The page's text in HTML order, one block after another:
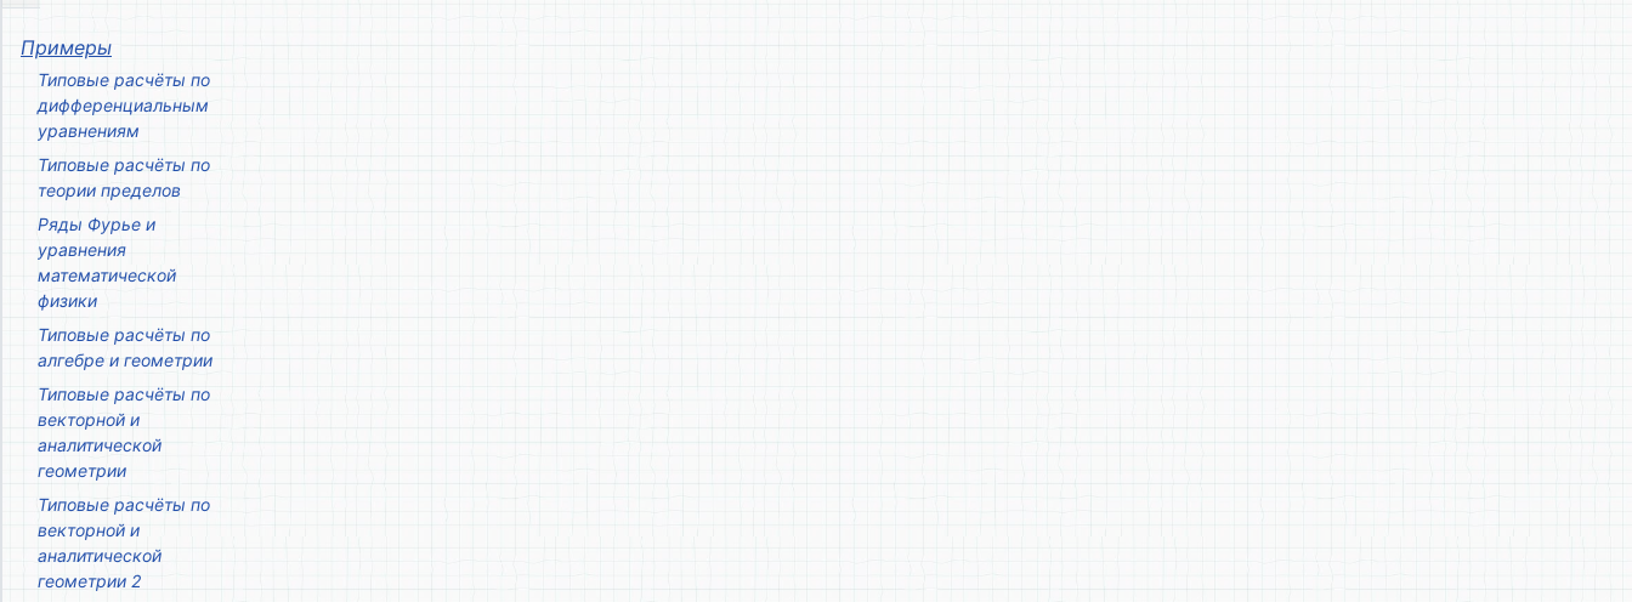
Примеры
Типовые расчёты по
дифференциальным
уравнениям
Типовые расчёты по
теории пределов
Ряды Фурье и
уравнения
математической
физики
Типовые расчёты по
алгебре и геометрии
Типовые расчёты по
векторной и
аналитической
геометрии
Типовые расчёты по
векторной и
аналитической
геометрии 2